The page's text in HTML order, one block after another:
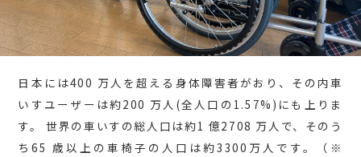
日本には400 万人を超える身体障害者がおり、その内車
いすユーザーは約200 万人(全人口の1.57%)にも上りま
す。 世界の車いすの総人口は約1 億2708 万人で、そのう
ち65 歳以上の車椅子の人口は約3300万人です。（※